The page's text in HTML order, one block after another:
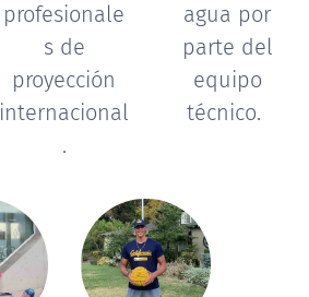
profesionale
s de
proyección
internacional
.
agua por
parte del
equipo
técnico.